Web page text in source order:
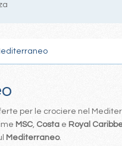
per le crociere nel
MSC, Costa e Royal
Mediterraneo.